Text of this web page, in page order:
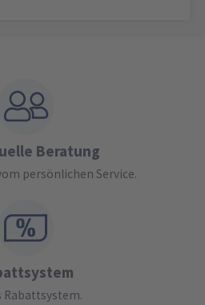
Beratung
persönlichen Service.
Rabattsystem.